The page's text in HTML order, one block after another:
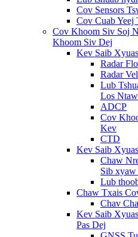
Cov Sensors
Cov Cuab Yeej
Cov Khoom Siv Soj
Khoom Siv Dej
Kev Saib
Radar
Radar
Lub
Los
ADCP
Cov
Kev
CTD
Kev Saib
Chaw
Sib xyaw
Lub
Chaw Txais
Chav
Kev Saib
Pas Dej